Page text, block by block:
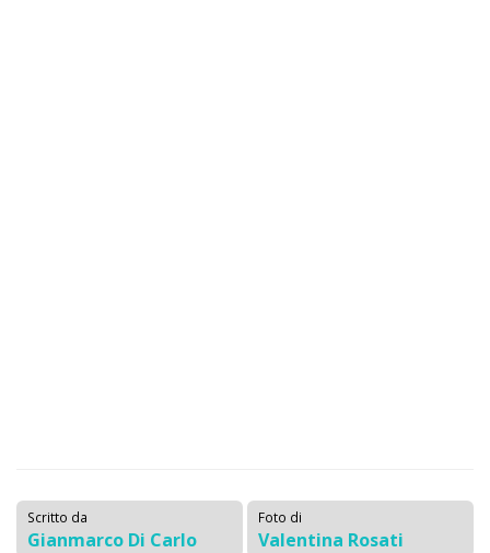
Scritto da
Gianmarco Di Carlo
Foto di
Valentina Rosati